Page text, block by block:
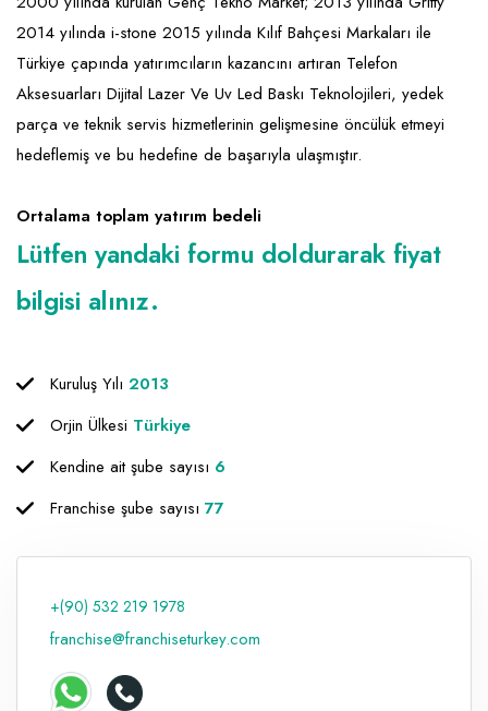
Ev Hizmetleri
Sağlık Güzellik
Turizm - Eğlence
Market FMGC - Katlı Mağaza
Mobilya ve Ev Tekstili
Oyuncak ve Hediyelik
Yapı Malzemesi - Hırdavat
Gayrimenkul
Gıda ve Sarf Malzemeleri
Güvenlik - Temizlik
Hukuk - Marka - Patent ve Tercüme
Isıtma - Soğutma ve Havalandırma
Lojistik - Kargo ve Kurye
Matbaa - Fotoğraf
Mobilya Dekorasyon
Proje - İnşaat ve Tesisat
Raf ve Depo Sistemleri
Seyahat - Rent A Car
2014 yılında i-stone 2015 yılında Kılıf Bahçesi Markaları ile
Türkiye çapında yatırımcıların kazancını artıran Telefon
Aksesuarları Dijital Lazer Ve Uv Led Baskı Teknolojileri, yedek
parça ve teknik servis hizmetlerinin gelişmesine öncülük etmeyi
hedeflemiş ve bu hedefine de başarıyla ulaşmıştır.
Ortalama toplam yatırım bedeli
Lütfen yandaki formu doldurarak fiyat
bilgisi alınız.
Kuruluş Yılı 2013
Orjin Ülkesi Türkiye
Kendine ait şube sayısı 6
Franchise şube sayısı 77
+(90) 532 219 1978
franchise@franchiseturkey.com